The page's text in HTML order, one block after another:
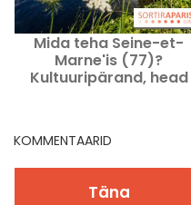
Mida teha Seine-et-
Marne'is (77)?
Kultuuripärand, head
KOMMENTAARID
Täna